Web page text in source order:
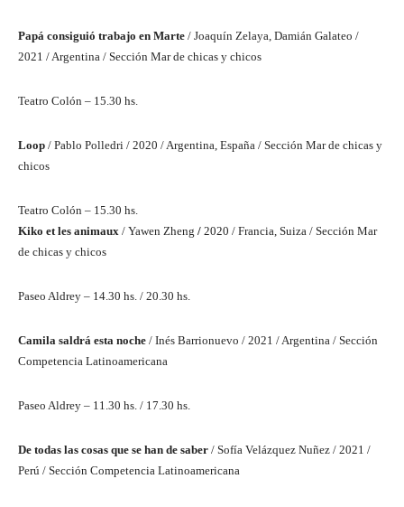
Papá consiguió trabajo en Marte / Joaquín Zelaya, Damián Galateo /
2021 / Argentina / Sección Mar de chicas y chicos
Teatro Colón – 15.30 hs.
Loop / Pablo Polledri / 2020 / Argentina, España / Sección Mar de chicas y
chicos
Teatro Colón – 15.30 hs.
Kiko et les animaux / Yawen Zheng / 2020 / Francia, Suiza / Sección Mar
de chicas y chicos
Paseo Aldrey – 14.30 hs. / 20.30 hs.
Camila saldrá esta noche / Inés Barrionuevo / 2021 / Argentina / Sección
Competencia Latinoamericana
Paseo Aldrey – 11.30 hs. / 17.30 hs.
De todas las cosas que se han de saber / Sofía Velázquez Nuñez / 2021 /
Perú / Sección Competencia Latinoamericana